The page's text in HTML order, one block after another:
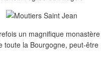
un magnifique
toute la Bourgogne, peut-